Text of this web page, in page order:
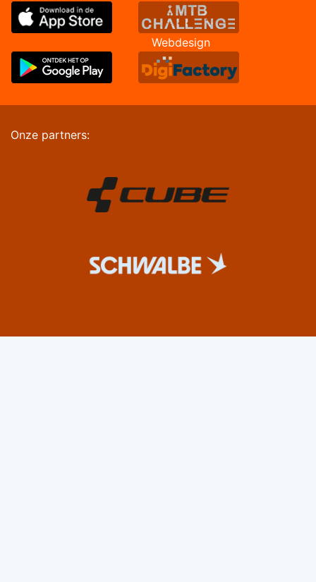
Webdesign
Onze partners: